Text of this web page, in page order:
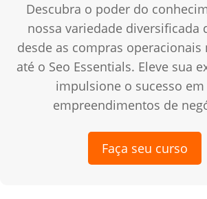
Descubra o poder do
nossa variedade diversificada
desde as compras operacionais
até o Seo Essentials. Eleve sua
impulsione o sucesso em
empreendimentos de
Faça seu curso